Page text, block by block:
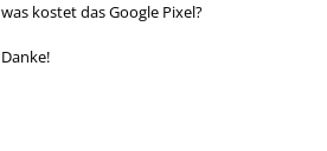
was kostet das Google Pixel?
Danke!